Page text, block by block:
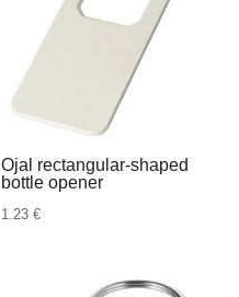
Ojal rectangular-shaped
bottle opener
1.23€